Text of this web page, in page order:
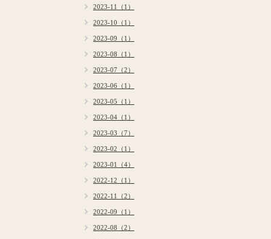
2023-11（1）
2023-10（1）
2023-09（1）
2023-08（1）
2023-07（2）
2023-06（1）
2023-05（1）
2023-04（1）
2023-03（7）
2023-02（1）
2023-01（4）
2022-12（1）
2022-11（2）
2022-09（1）
2022-08（2）